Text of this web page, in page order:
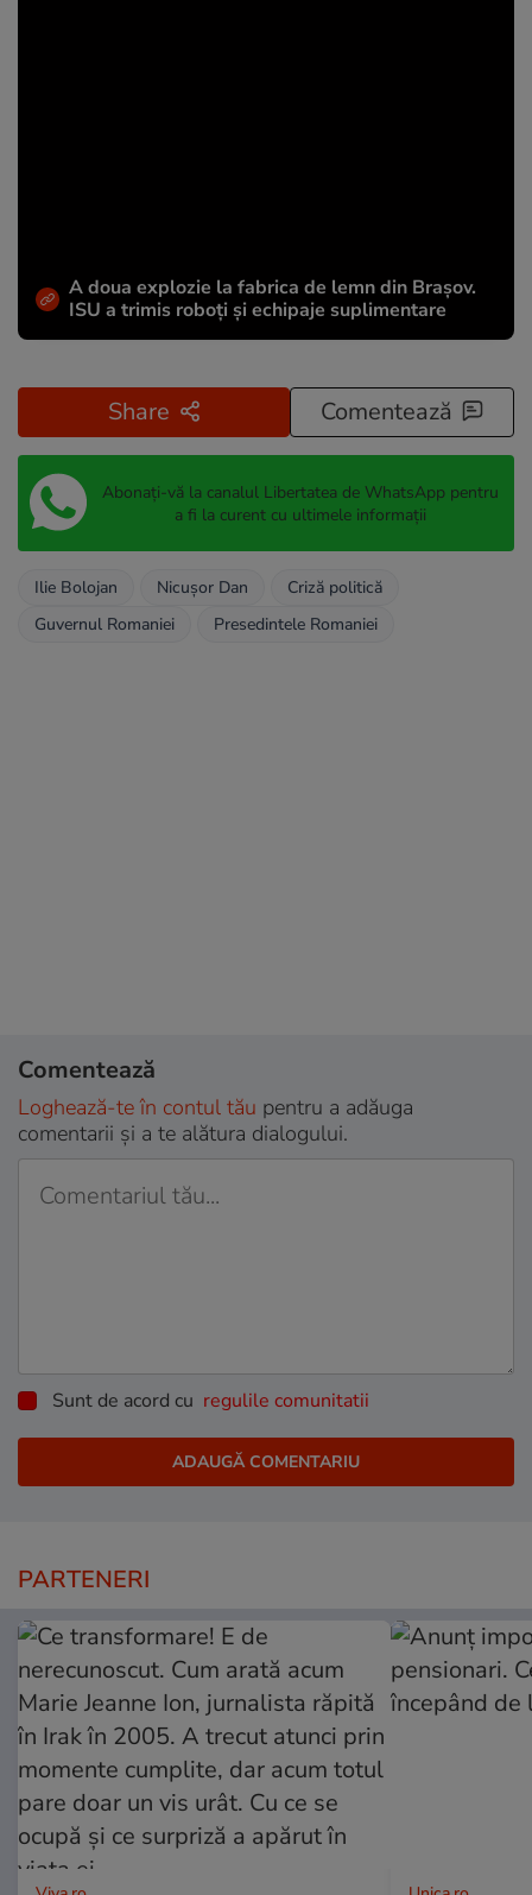
A doua explozie la fabrica de lemn din Brașov.
ISU a trimis roboți și echipaje suplimentare
Share Comentează
Abonați-vă la canalul Libertatea de WhatsApp pentru
a fi la curent cu ultimele informații
Ilie Bolojan Nicușor Dan
Criză politică
Guvernul Romaniei
Presedintele Romaniei
Comentează
Loghează-te în contul tău pentru a adăuga
comentarii și a te alătura dialogului.
Sunt de acord cu regulile comunitatii
PARTENERI